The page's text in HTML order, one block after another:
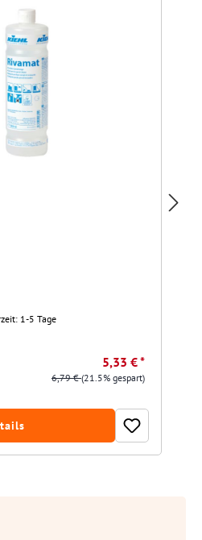
1-5 Tage
5,33 € *
6,79 €(21.5% gespart)